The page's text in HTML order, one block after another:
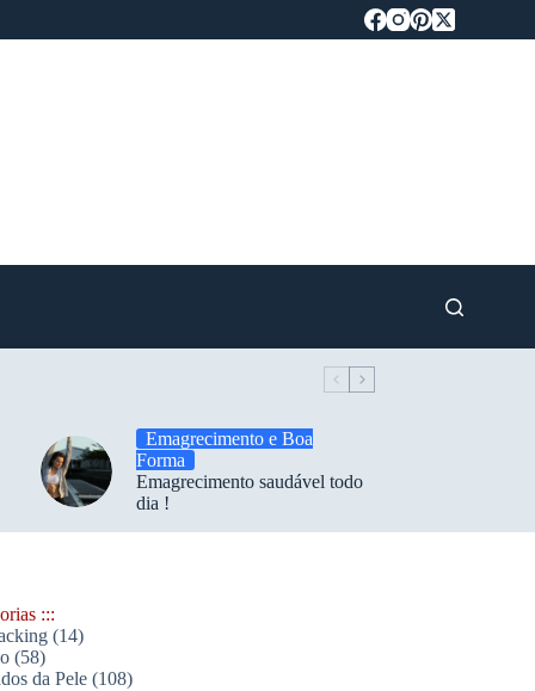
Emagrecimento e Boa
Forma
Emagrecimento saudável todo
dia !
:::
(14)
(58)
da Pele(108)